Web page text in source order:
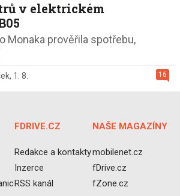
v elektrickém
Monaka prověřila spotřebu,
16
, 1. 8.
FDRIVE.CZ
Redakce a kontakty
Inzerce
RSS kanál
NAŠE MAGAZÍNY
mobilenet.cz
fDrive.cz
fZone.cz